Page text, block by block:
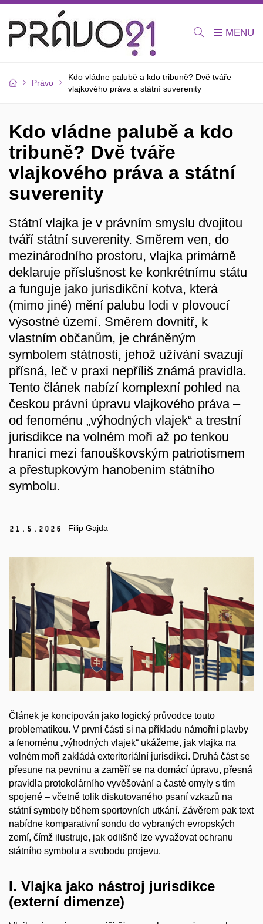
Právo
Kdo vládne palubě a kdo tribuně? Dvě tváře
vlajkového práva a státní suverenity
Kdo vládne palubě a kdo
tribuně? Dvě tváře
vlajkového práva a státní
suverenity
Státní vlajka je v právním smyslu dvojitou
tváří státní suverenity. Směrem ven, do
mezinárodního prostoru, vlajka primárně
deklaruje příslušnost ke konkrétnímu státu
a funguje jako jurisdikční kotva, která
(mimo jiné) mění palubu lodi v plovoucí
výsostné území. Směrem dovnitř, k
vlastním občanům, je chráněným
symbolem státnosti, jehož užívání svazují
přísná, leč v praxi nepříliš známá pravidla.
Tento článek nabízí komplexní pohled na
českou právní úpravu vlajkového práva –
od fenoménu „výhodných vlajek“ a trestní
jurisdikce na volném moři až po tenkou
hranici mezi fanouškovským patriotismem
a přestupkovým hanobením státního
symbolu.
21. 5. 2026 Filip Gajda
Článek je koncipován jako logický průvodce touto
problematikou. V první části si na příkladu námořní plavby
a fenoménu „výhodných vlajek“ ukážeme, jak vlajka na
volném moři zakládá exteritoriální jurisdikci. Druhá část se
přesune na pevninu a zaměří se na domácí úpravu, přesná
pravidla protokolárního vyvěšování a časté omyly s tím
spojené – včetně tolik diskutovaného psaní vzkazů na
státní symboly během sportovních utkání. Závěrem pak text
nabídne komparativní sondu do vybraných evropských
zemí, čímž ilustruje, jak odlišně lze vyvažovat ochranu
státního symbolu a svobodu projevu.
I. Vlajka jako nástroj jurisdikce
(externí dimenze)